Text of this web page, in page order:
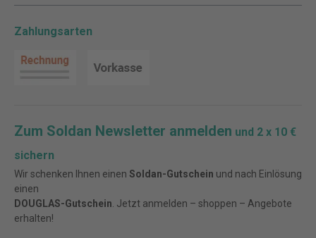
Zahlungsarten
Zum Soldan Newsletter anmelden und 2 x 10 €
sichern
Wir schenken Ihnen einen Soldan-Gutschein und nach Einlösung
einen
DOUGLAS-Gutschein . Jetzt anmelden – shoppen – Angebote
erhalten!